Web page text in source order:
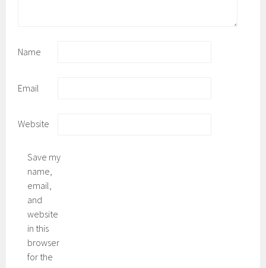
Name
Email
Website
Save my
name,
email,
and
website
in this
browser
for the